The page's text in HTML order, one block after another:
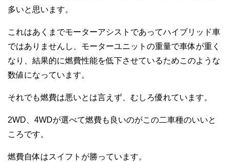
多いと思います。
これはあくまでモーターアシストであってハイブリッド車
ではありませんし、モーターユニットの重量で車体が重く
なり、結果的に燃費性能を低下させているためこのような
数値になっています。
それでも燃費は悪いとは言えず、むしろ優れています。
2WD、4WDが選べて燃費も良いのがこの二車種のいいと
ころです。
燃費自体はスイフトが勝っています。